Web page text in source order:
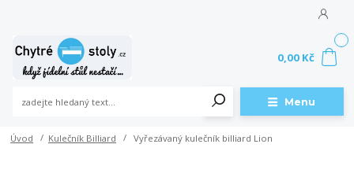
Menu
0,00 Kč
Úvod Kulečník Billiard Vyřezávaný kulečník billiard Lion